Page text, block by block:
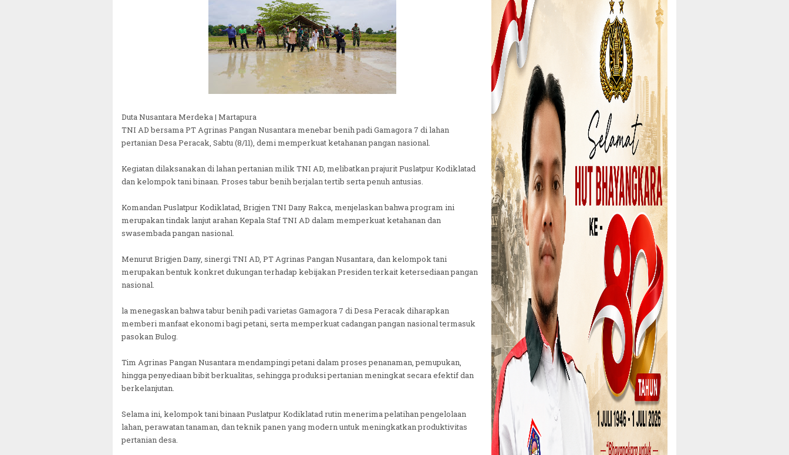
Duta Nusantara Merdeka | Martapura
TNI AD bersama PT Agrinas Pangan Nusantara menebar benih padi Gamagora 7 di lahan
pertanian Desa Peracak, Sabtu (8/11), demi memperkuat ketahanan pangan nasional.
Kegiatan dilaksanakan di lahan pertanian milik TNI AD, melibatkan prajurit Puslatpur Kodiklatad
dan kelompok tani binaan. Proses tabur benih berjalan tertib serta penuh antusias.
Komandan Puslatpur Kodiklatad, Brigjen TNI Dany Rakca, menjelaskan bahwa program ini
merupakan tindak lanjut arahan Kepala Staf TNI AD dalam memperkuat ketahanan dan
swasembada pangan nasional.
Menurut Brigjen Dany, sinergi TNI AD, PT Agrinas Pangan Nusantara, dan kelompok tani
merupakan bentuk konkret dukungan terhadap kebijakan Presiden terkait ketersediaan pangan
nasional.
la menegaskan bahwa tabur benih padi varietas Gamagora 7 di Desa Peracak diharapkan
memberi manfaat ekonomi bagi petani, serta memperkuat cadangan pangan nasional termasuk
pasokan Bulog.
Tim Agrinas Pangan Nusantara mendampingi petani dalam proses penanaman, pemupukan,
hingga penyediaan bibit berkualitas, sehingga produksi pertanian meningkat secara efektif dan
berkelanjutan.
Selama ini, kelompok tani binaan Puslatpur Kodiklatad rutin menerima pelatihan pengelolaan
lahan, perawatan tanaman, dan teknik panen yang modern untuk meningkatkan produktivitas
pertanian desa.